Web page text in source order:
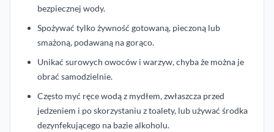
bezpiecznej wody.
Spożywać tylko żywność gotowaną, pieczoną lub
smażoną, podawaną na gorąco.
Unikać surowych owoców i warzyw, chyba że można je
obrać samodzielnie.
Często myć ręce wodą z mydłem, zwłaszcza przed
jedzeniem i po skorzystaniu z toalety, lub używać środka
dezynfekującego na bazie alkoholu.